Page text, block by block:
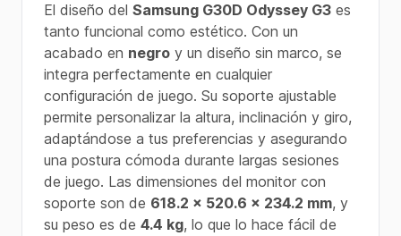
El diseño del Samsung G30D Odyssey G3 es
tanto funcional como estético. Con un
acabado en negro y un diseño sin marco, se
integra perfectamente en cualquier
configuración de juego. Su soporte ajustable
permite personalizar la altura, inclinación y giro,
adaptándose a tus preferencias y asegurando
una postura cómoda durante largas sesiones
de juego. Las dimensiones del monitor con
soporte son de 618.2 x 520.6 x 234.2 mm, y
su peso es de 4.4 kg, lo que lo hace fácil de